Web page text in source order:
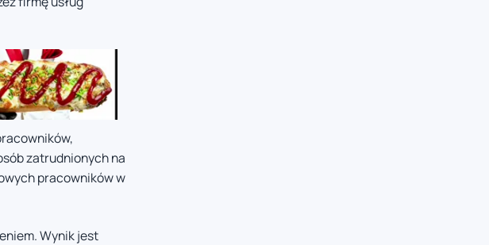
zatrudnionych na
pracowników w
Wynik jest